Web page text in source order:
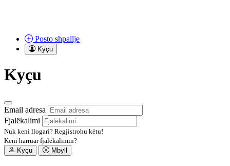
Posto shpallje
Kyçu
Kyçu
Email adresa
Fjalëkalimi
Nuk keni llogari? Regjistrohu këtu!
Keni harruar fjalëkalimin?
Kyçu
Mbyll